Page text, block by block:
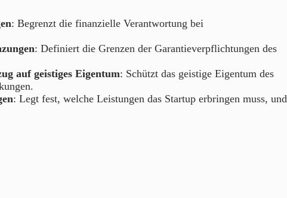
: Begrenzt die finanzielle Verantwortung bei
: Definiert die Grenzen der Garantieverpflichtungen des
auf geistiges Eigentum: Schützt das geistige Eigentum des
: Legt fest, welche Leistungen das Startup erbringen muss, und